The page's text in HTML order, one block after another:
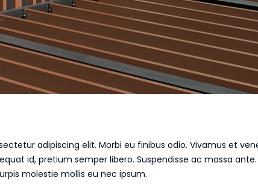
adipiscing elit. Morbi eu finibus odio. Vivamus et
id, pretium semper libero. Suspendisse ac massa
molestie mollis eu nec ipsum.